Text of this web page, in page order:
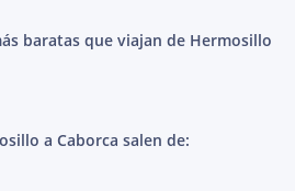
baratas que viajan de Hermosillo
a Caborca salen de: